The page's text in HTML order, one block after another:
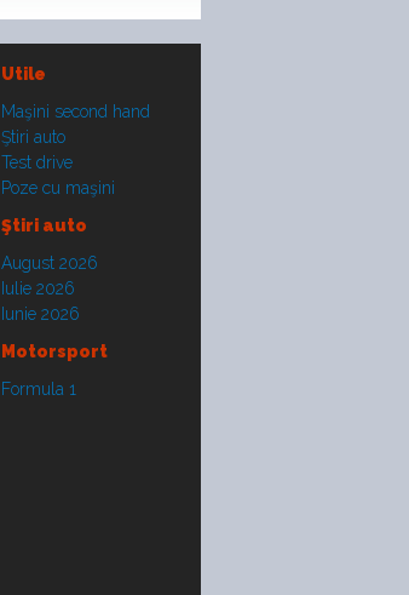
Utile
Maşini second hand
Ştiri auto
Test drive
Poze cu maşini
Ştiri auto
August 2026
Iulie 2026
Iunie 2026
Motorsport
Formula 1